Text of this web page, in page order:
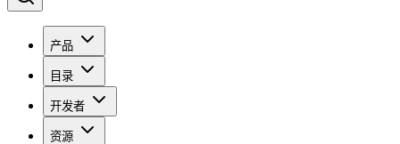
产品
目录
开发者
资源